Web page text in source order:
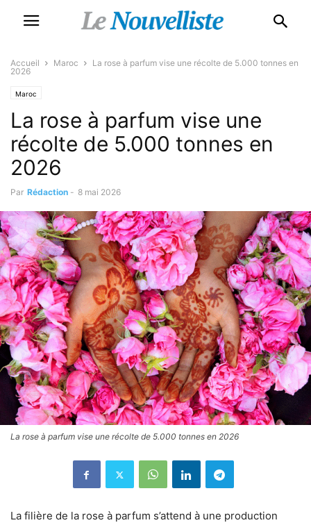
Accueil Maroc
La rose à parfum vise une récolte de 5.000 tonnes en
2026
Maroc
La rose à parfum vise une
récolte de 5.000 tonnes en
2026
Par Rédaction - 8 mai 2026
La rose à parfum vise une récolte de 5.000 tonnes en 2026
La filière de la rose à parfum s’attend à une production